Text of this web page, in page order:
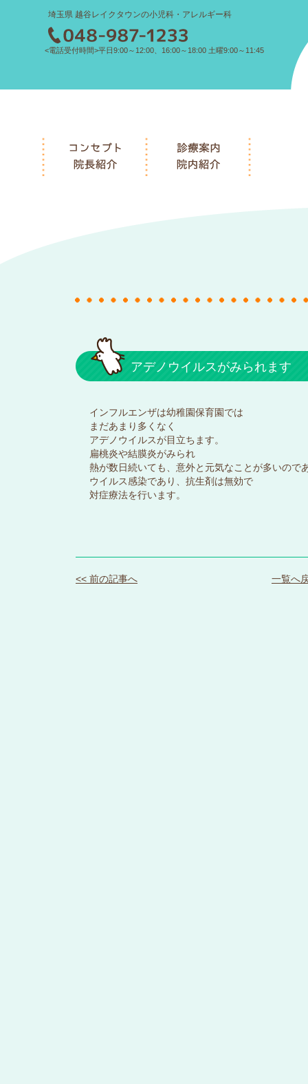
埼玉県 越谷レイクタウンの小児科・アレルギー科
<電話受付時間>平日9:00～12:00、16:00～18:00 土曜9:00～11:45
アデノウイルスがみられます
インフルエンザは幼稚園保育園では
まだあまり多くなく
アデノウイルスが目立ちます。
扁桃炎や結膜炎がみられ
熱が数日続いても、意外と元気なことが多いので
ウイルス感染であり、抗生剤は無効で
対症療法を行います。
<< 前の記事へ 一覧へ